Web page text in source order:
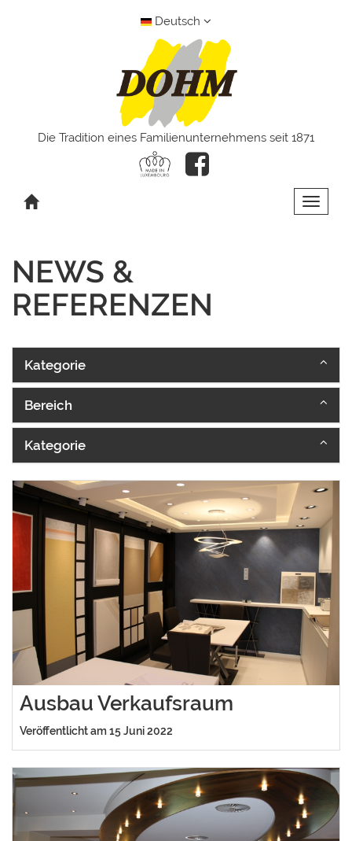
Deutsch
Die Tradition eines Familienunternehmens seit 1871
Toggle
NEWS &
REFERENZEN
Kategorie
Bereich
Kategorie
Ausbau Verkaufsraum
Veröffentlicht am 15 Juni 2022